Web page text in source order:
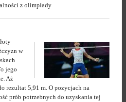
z olimpiady
w
jego
Aż
rezultat 5,91 m. O pozycjach na
prób potrzebnych do uzyskania tej